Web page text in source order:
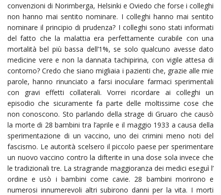
convenzioni di Norimberga, Helsinki e Oviedo che forse i colleghi
non hanno mai sentito nominare. I colleghi hanno mai sentito
nominare il principio di prudenza? I colleghi sono stati informati
del fatto che la malattia era perfettamente curabile con una
mortalità bel più bassa dell’1%, se solo qualcuno avesse dato
medicine vere e non la dannata tachipirina, con vigile attesa di
contorno? Credo che siano migliaia i pazienti che, grazie alle mie
parole, hanno rinunciato a farsi inoculare farmaci sperimentali
con gravi effetti collaterali. Vorrei ricordare ai colleghi un
episodio che sicuramente fa parte delle moltissime cose che
non conoscono. Sto parlando della strage di Gruaro che causò
la morte di 28 bambini tra l’aprile e il maggio 1933 a causa della
sperimentazione di un vaccino, uno dei crimini meno noti del
fascismo. Le autorità scelsero il piccolo paese per sperimentare
un nuovo vaccino contro la difterite in una dose sola invece che
le tradizionali tre. La stragrande maggioranza dei medici eseguì l’
ordine e usò i bambini come cavie. 28 bambini morirono e
numerosi innumerevoli altri subirono danni per la vita. I morti